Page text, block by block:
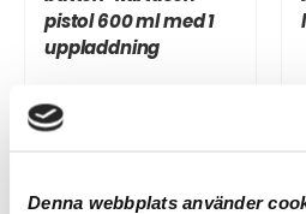
Denna webbplats använder
pistol 600 ml med 1
uppladdning
10 185 kr